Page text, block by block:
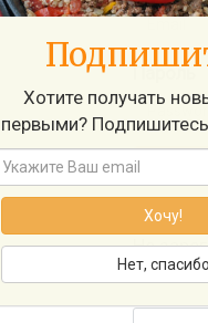
Пароль
Забыли
Не
Xотите получать
первыми?
Хочу!
Нет, спасибо